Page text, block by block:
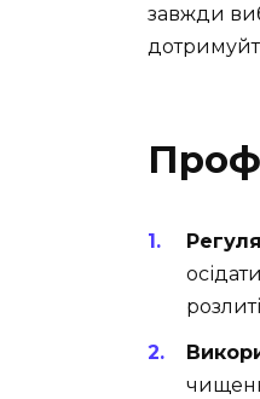
завжди